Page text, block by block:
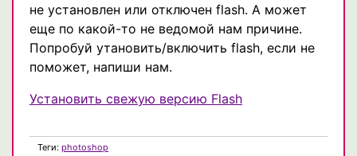
не установлен или отключен flash. А может
еще по какой-то не ведомой нам причине.
Попробуй утановить/включить flash, если не
поможет, напиши нам.
Установить свежую версию Flash
Теги: photoshop